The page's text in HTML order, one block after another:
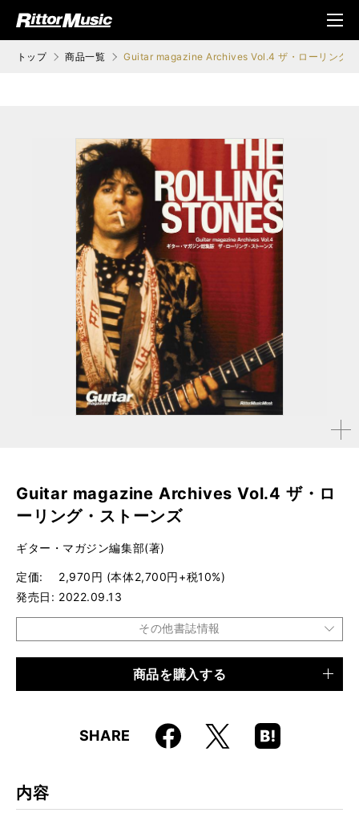
ジック (Rittor Musi
メニ
ュ
トップ 商品一覧 Guitar magazine Archives Vol.4 ザ・ローリング
拡大す
Guitar magazine Archives Vol.4 ザ・ロ
ーリング・ストーンズ
ギター・マガジン編集部(著)
定価
2,970円 (本体2,700円+税10%)
発売日
2022.09.13
その他書誌情報
9784845637980
商品を購入する
SHARE Faceboo
k
X
Hatena
Boo
内容